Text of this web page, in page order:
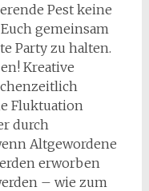
Pest keine
gemeinsam
Party zu halten.
Kreative
Fluktuation
durch
Altgewordene
erworben
– wie zum